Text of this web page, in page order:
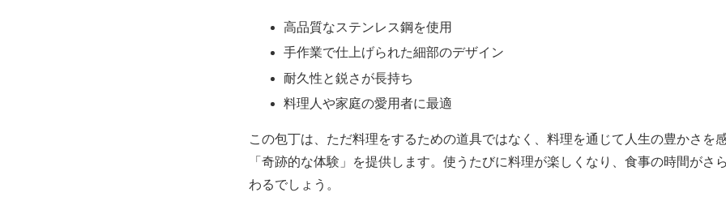
高品質なステンレス鋼を使用
手作業で仕上げられた細部のデザイン
耐久性と鋭さが長持ち
料理人や家庭の愛用者に最適
この包丁は、ただ料理をするための道具ではなく、料理を通じて人生の豊かさを
「奇跡的な体験」を提供します。使うたびに料理が楽しくなり、食事の時間がさ
わるでしょう。